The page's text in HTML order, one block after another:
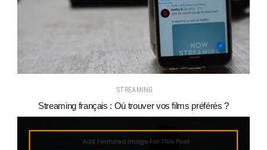
STREAMING
Streaming français : Où trouver vos films préférés ?